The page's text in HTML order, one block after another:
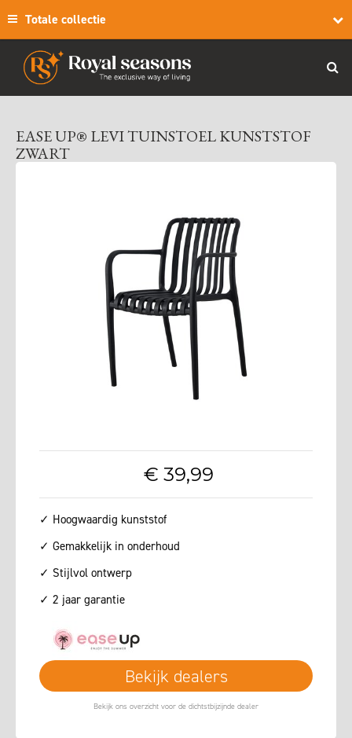
Totale collectie
EASE UP® LEVI TUINSTOEL KUNSTSTOF
ZWART
€ 39,99
✓ Hoogwaardig kunststof
✓ Gemakkelijk in onderhoud
✓ Stijlvol ontwerp
✓ 2 jaar garantie
Bekijk dealers